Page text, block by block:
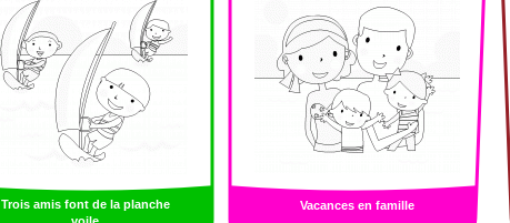
Trois amis font de la planche
Vacances en famille